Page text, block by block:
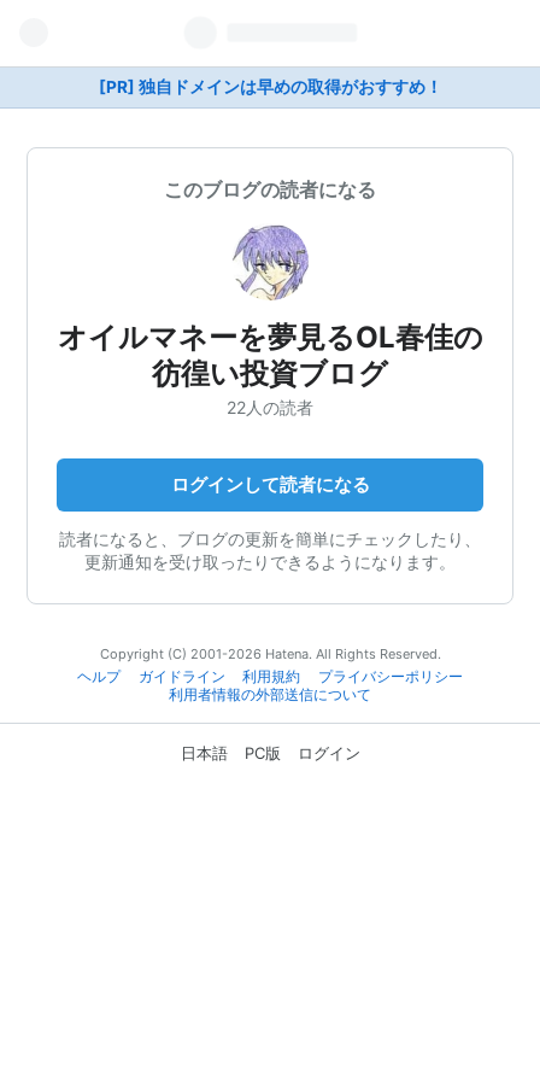
[PR] 独自ドメインは早めの取得がおすすめ！
このブログの読者になる
オイルマネーを夢見るOL春佳の
彷徨い投資ブログ
22人の読者
ログインして読者になる
読者になると、ブログの更新を簡単にチェックしたり、
更新通知を受け取ったりできるようになります。
Copyright (C) 2001-2026 Hatena. All Rights Reserved.
ヘルプ
ガイドライン 利用規約
プライバシーポリシー
利用者情報の外部送信について
日本語 PC版 ログイン